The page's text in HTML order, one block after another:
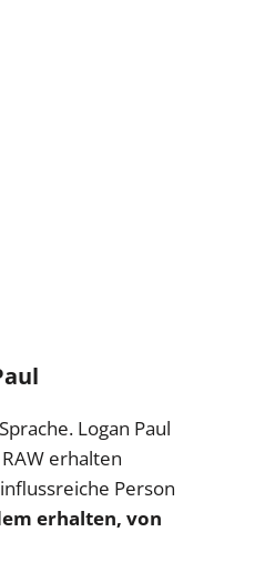
Logan Paul
erhalten
Person
erhalten, von